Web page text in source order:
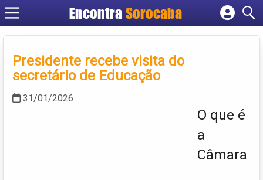
EncontraSorocaba
Cadastrar empresa
Criar conta
Presidente recebe visita do
secretário de Educação
31/01/2026
O que é
a
Câmara